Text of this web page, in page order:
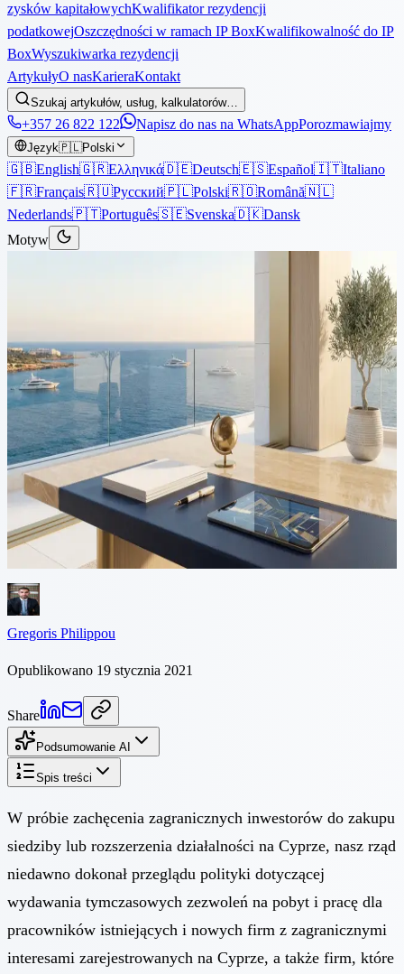
zysków kapitałowychKwalifikator rezydencji
podatkowejOszczędności w ramach IP BoxKwalifikowalność do IP
BoxWyszukiwarka rezydencji
ArtykułyO nasKarieraKontakt
Szukaj artykułów, usług, kalkulatorów…
+357 26 822 122 Napisz do nas na WhatsAppPorozmawiajmy
Język🇵🇱Polski
🇬🇧English🇬🇷Ελληνικά🇩🇪Deutsch🇪🇸Español🇮🇹Italiano
🇫🇷Français🇷🇺Русский🇵🇱Polski🇷🇴Română🇳🇱
Nederlands🇵🇹Português🇸🇪Svenska🇩🇰Dansk
Motyw
Biznes na Cyprze: Zezwolenia
na pracę dla zagranicznych
inwestorów
W celu zachęcenia zagranicznych inwestorów do zakładania siedzib
głównych lub rozszerzania działalności na Cyprze, nasz rząd
niedawno dokonał przeglądu polityki dotyczącej wydawania
tymczasowych...
Gregoris Philippou
Opublikowano 19 stycznia 2021
Share
Podsumowanie AI
Spis treści
W próbie zachęcenia zagranicznych inwestorów do zakupu
siedziby lub rozszerzenia działalności na Cyprze, nasz rząd
niedawno dokonał przeglądu polityki dotyczącej
wydawania tymczasowych zezwoleń na pobyt i pracę dla
pracowników istniejących i nowych firm z zagranicznymi
interesami zarejestrowanych na Cyprze, a także firm, które